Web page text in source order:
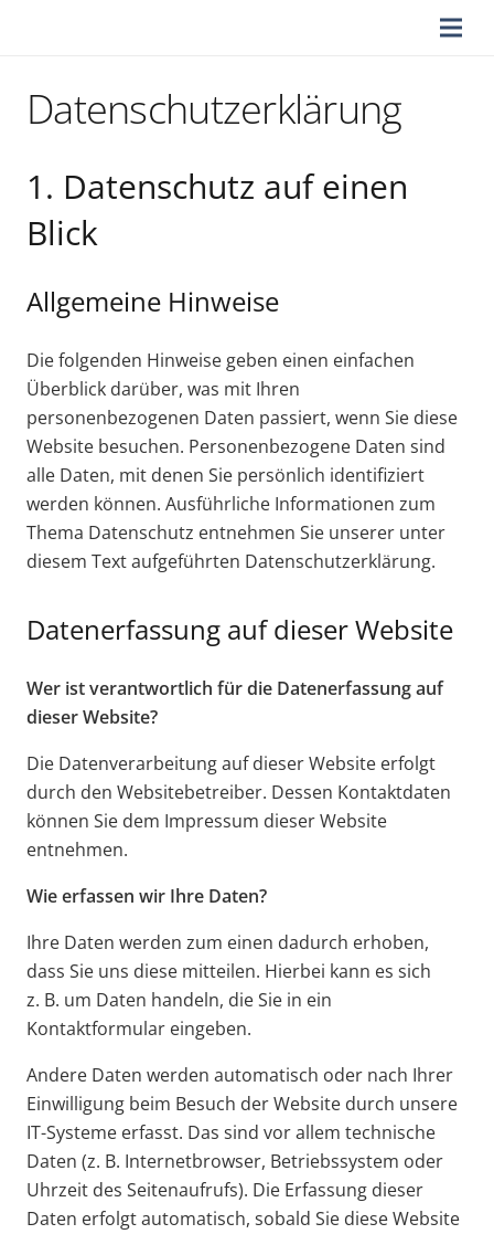
Datenschutzerklärung
1. Datenschutz auf einen
Blick
Allgemeine Hinweise
Die folgenden Hinweise geben einen einfachen
Überblick darüber, was mit Ihren
personenbezogenen Daten passiert, wenn Sie diese
Website besuchen. Personenbezogene Daten sind
alle Daten, mit denen Sie persönlich identifiziert
werden können. Ausführliche Informationen zum
Thema Datenschutz entnehmen Sie unserer unter
diesem Text aufgeführten Datenschutzerklärung.
Datenerfassung auf dieser Website
Wer ist verantwortlich für die Datenerfassung auf
dieser Website?
Die Datenverarbeitung auf dieser Website erfolgt
durch den Websitebetreiber. Dessen Kontaktdaten
können Sie dem Impressum dieser Website
entnehmen.
Wie erfassen wir Ihre Daten?
Ihre Daten werden zum einen dadurch erhoben,
dass Sie uns diese mitteilen. Hierbei kann es sich
z. B. um Daten handeln, die Sie in ein
Kontaktformular eingeben.
Andere Daten werden automatisch oder nach Ihrer
Einwilligung beim Besuch der Website durch unsere
IT-Systeme erfasst. Das sind vor allem technische
Daten (z. B. Internetbrowser, Betriebssystem oder
Uhrzeit des Seitenaufrufs). Die Erfassung dieser
Daten erfolgt automatisch, sobald Sie diese Website